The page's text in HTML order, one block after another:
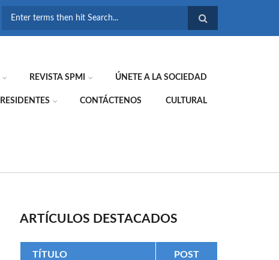
REVISTA SPMI ÚNETE A LA SOCIEDAD
RESIDENTES CONTÁCTENOS CULTURAL
ARTÍCULOS DESTACADOS
TÍTULO
POST